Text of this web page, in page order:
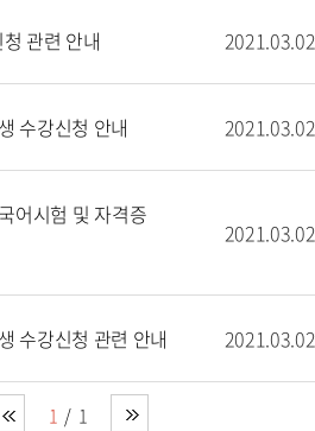
관련 안내 2021.03.02
수강신청 안내 2021.03.02
어시험 및 자격증
2021.03.02
수강신청 관련 안내 2021.03.02
1 1